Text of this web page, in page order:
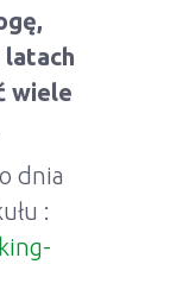
latach
wiele
dnia
: